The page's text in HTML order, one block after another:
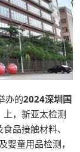
办的2024深圳国
上，新亚太检测
品接触材料、
童用品检测，